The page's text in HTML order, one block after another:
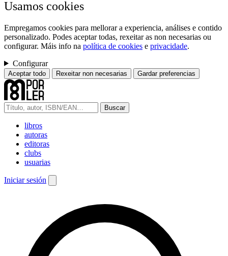
Usamos cookies
Empregamos cookies para mellorar a experiencia, análises e contido
personalizado. Podes aceptar todas, rexeitar as non necesarias ou
configurar. Máis info na política de cookies e privacidade.
Configurar
Aceptar todo Rexeitar non necesarias Gardar preferencias
Buscar
libros
autoras
editoras
clubs
usuarias
Iniciar sesión